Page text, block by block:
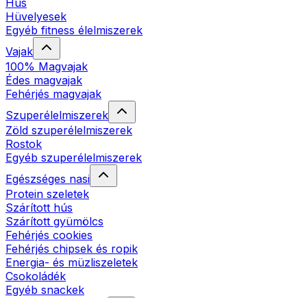
Hús
Hüvelyesek
Egyéb fitness élelmiszerek
Vajak
100% Magvajak
Édes magvajak
Fehérjés magvajak
Szuperélelmiszerek
Zöld szuperélelmiszerek
Rostok
Egyéb szuperélelmiszerek
Egészséges nasi
Protein szeletek
Szárított hús
Szárított gyümölcs
Fehérjés cookies
Fehérjés chipsek és ropik
Energia- és müzliszeletek
Csokoládék
Egyéb snackek